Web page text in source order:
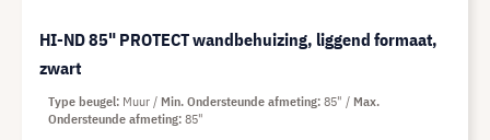
HI-ND 85" PROTECT wandbehuizing, liggend formaat,
zwart
Type beugel Muur Min. Ondersteunde afmeting 85"
Max.
Ondersteunde afmeting 85"